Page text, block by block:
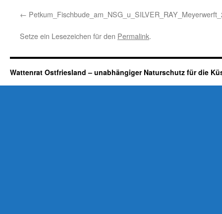
Setze ein Lesezeichen für den Permalink.
Wattenrat Ostfriesland – unabhängiger Naturschutz für die